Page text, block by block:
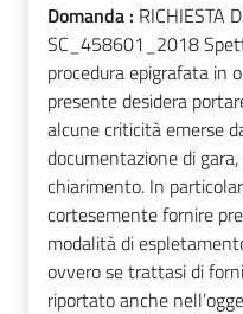
Domanda : RICHIESTA
SC_458601_2018
procedura epigrafata in
presente desidera
alcune criticità emerse
documentazione di
chiarimento. In
cortesemente fornire
modalità di
ovvero se trattasi di
riportato anche